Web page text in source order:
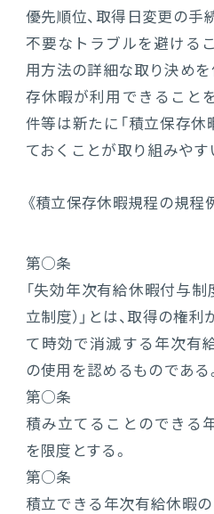
優先順位、取得日変更の手
不要なトラブルを避ける
用方法の詳細な取り決めを
存休暇が利用できること
件等は新たに「積立保存休
ておくことが取り組みやす
《積立保存休暇規程の規程
第○条
「失効年次有給休暇付与
立制度）」とは、取得の権
て時効で消滅する年次有
の使用を認めるものである
第○条
積み立てることのできる
を限度とする。
第○条
積立できる年次有給休暇